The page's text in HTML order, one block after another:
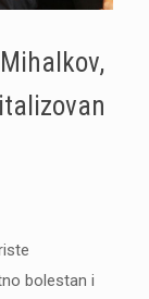
bolestan i